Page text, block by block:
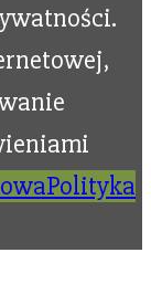
Polityka